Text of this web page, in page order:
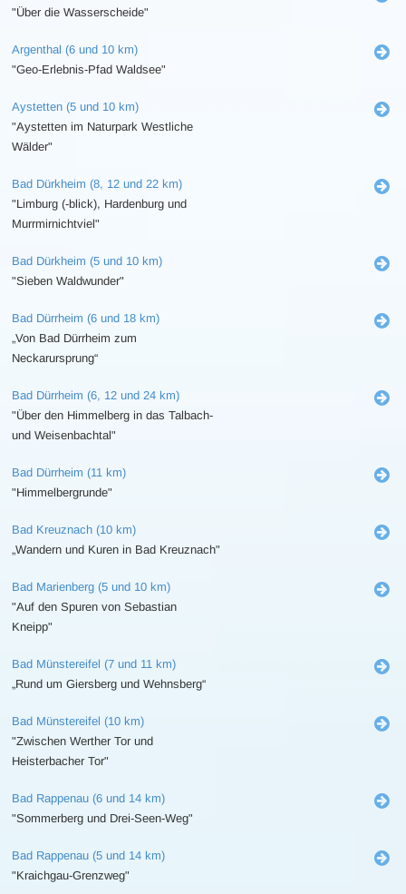
"Über die Wasserscheide"
Argenthal (6 und 10 km)
"Geo-Erlebnis-Pfad Waldsee"
Aystetten (5 und 10 km)
"Aystetten im Naturpark Westliche
Wälder"
Bad Dürkheim (8, 12 und 22 km)
"Limburg (-blick), Hardenburg und
Murrmirnichtviel"
Bad Dürkheim (5 und 10 km)
"Sieben Waldwunder"
Bad Dürrheim (6 und 18 km)
„Von Bad Dürrheim zum
Neckarursprung“
Bad Dürrheim (6, 12 und 24 km)
"Über den Himmelberg in das Talbach-
und Weisenbachtal"
Bad Dürrheim (11 km)
"Himmelbergrunde"
Bad Kreuznach (10 km)
„Wandern und Kuren in Bad Kreuznach"
Bad Marienberg (5 und 10 km)
"Auf den Spuren von Sebastian
Kneipp"
Bad Münstereifel (7 und 11 km)
„Rund um Giersberg und Wehnsberg“
Bad Münstereifel (10 km)
"Zwischen Werther Tor und
Heisterbacher Tor"
Bad Rappenau (6 und 14 km)
"Sommerberg und Drei-Seen-Weg"
Bad Rappenau (5 und 14 km)
"Kraichgau-Grenzweg"